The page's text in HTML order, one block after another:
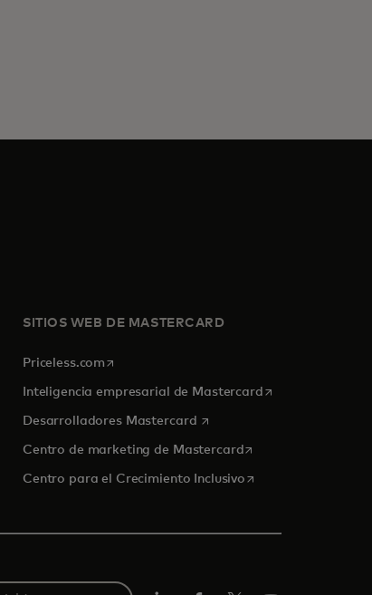
SITIOS WEB DE MASTERCARD
Priceless.com se abre en una pestaña nueva
Inteligencia empresarial de Mastercardse abre en una
Desarrolladores Mastercard se abre en una pestaña
Centro de marketing de Mastercardse abre en una
Centro para el Crecimiento Inclusivose abre en una